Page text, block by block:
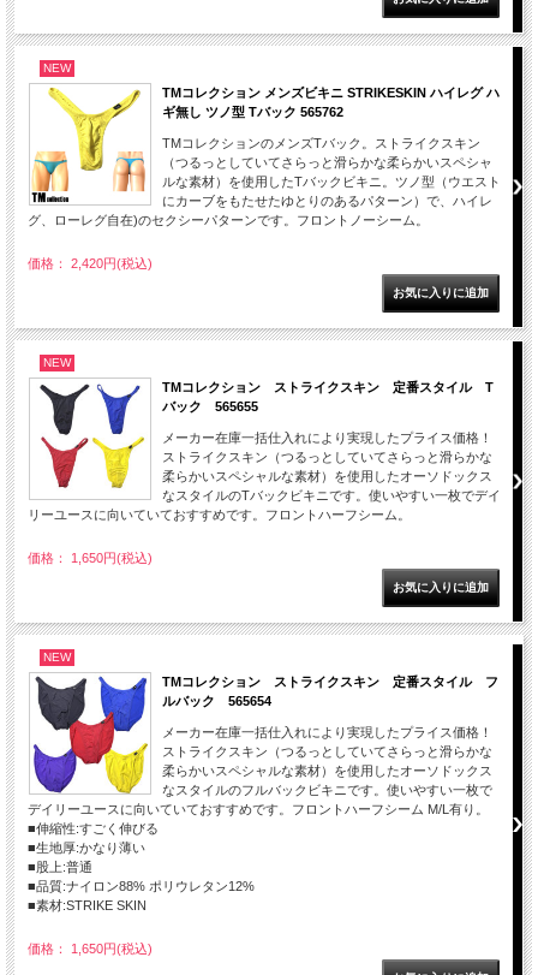
NEW
TMコレクション メンズビキニ STRIKESKIN ハイレグ ハ
ギ無し ツノ型 Tバック 565762
TMコレクションのメンズTバック。ストライクスキン
（つるっとしていてさらっと滑らかな柔らかいスペシャ
ルな素材）を使用したTバックビキニ。ツノ型（ウエスト
にカーブをもたせたゆとりのあるパターン）で、ハイレ
グ、ローレグ自在)のセクシーパターンです。フロントノーシーム。
価格： 2,420円(税込)
NEW
TMコレクション ストライクスキン 定番スタイル T
バック 565655
メーカー在庫一括仕入れにより実現したプライス価格！
ストライクスキン（つるっとしていてさらっと滑らかな
柔らかいスペシャルな素材）を使用したオーソドックス
なスタイルのTバックビキニです。使いやすい一枚でデイ
リーユースに向いていておすすめです。フロントハーフシーム。
価格： 1,650円(税込)
NEW
TMコレクション ストライクスキン 定番スタイル フ
ルバック 565654
メーカー在庫一括仕入れにより実現したプライス価格！
ストライクスキン（つるっとしていてさらっと滑らかな
柔らかいスペシャルな素材）を使用したオーソドックス
なスタイルのフルバックビキニです。使いやすい一枚で
デイリーユースに向いていておすすめです。フロントハーフシーム M/L有り。
■伸縮性:すごく伸びる
■生地厚:かなり薄い
■股上:普通
■品質:ナイロン88% ポリウレタン12%
■素材:STRIKE SKIN
価格： 1,650円(税込)